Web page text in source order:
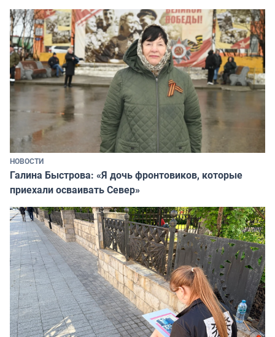
НОВОСТИ
Галина Быстрова: «Я дочь фронтовиков, которые
приехали осваивать Север»